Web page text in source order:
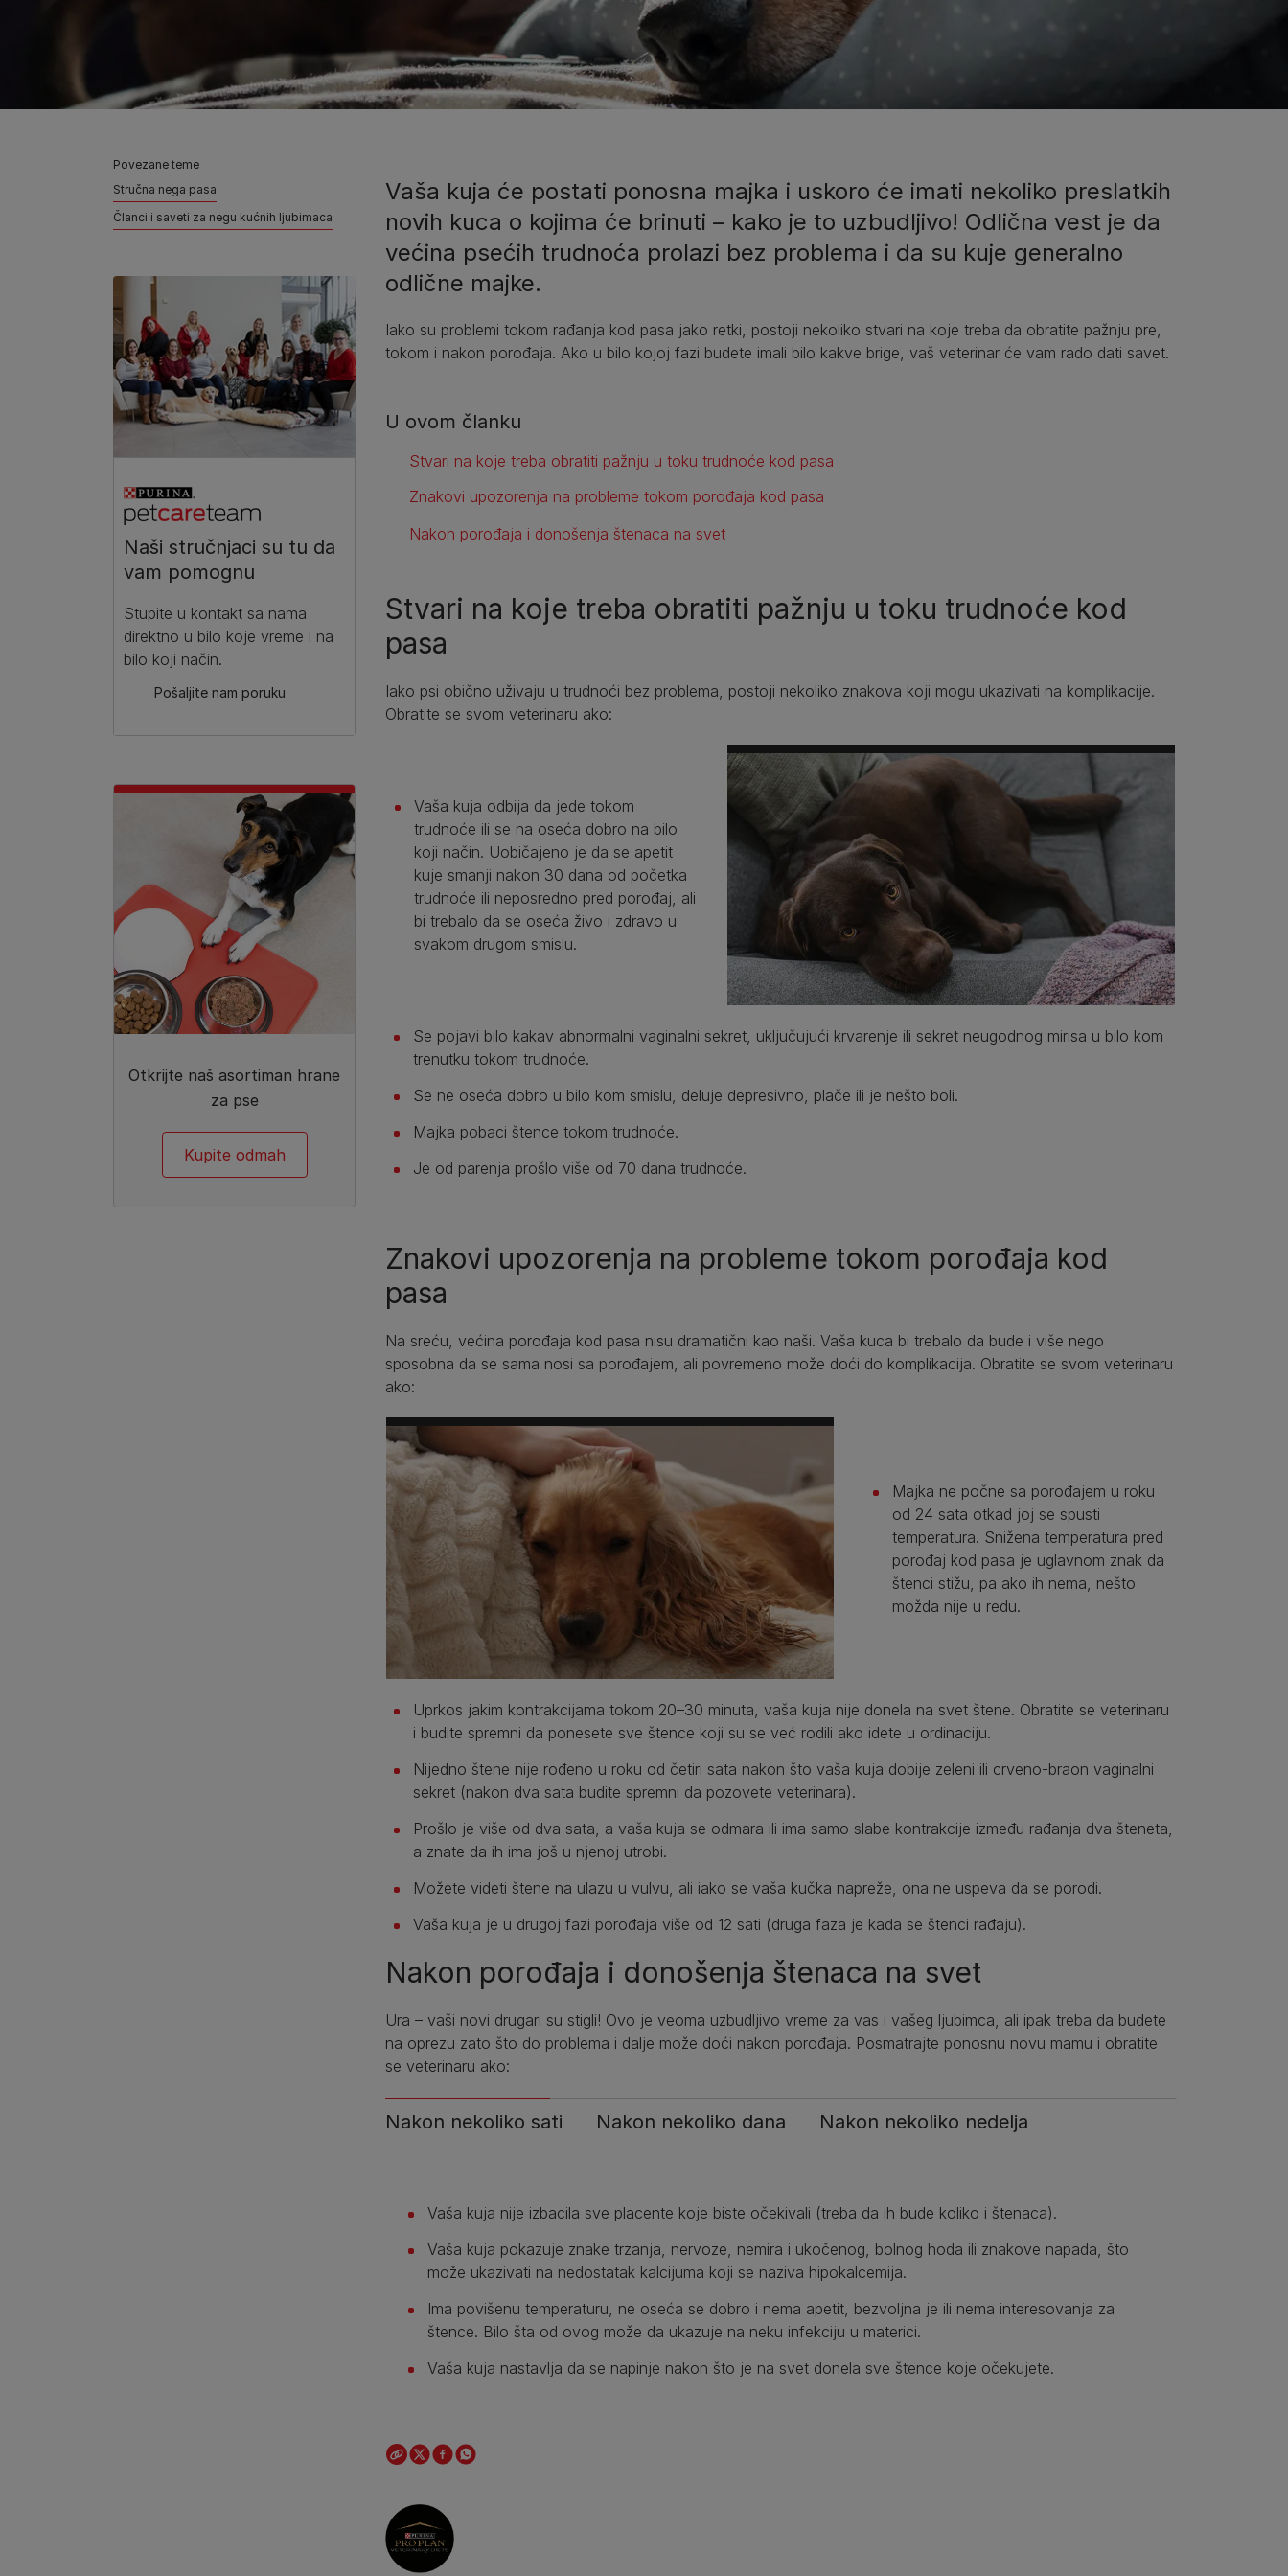
Povezane teme
Stručna nega pasa
Članci i saveti za negu kućnih ljubimaca
Naši stručnjaci su tu da
vam pomognu
Stupite u kontakt sa nama
direktno u bilo koje vreme i na
bilo koji način.
Pošaljite nam poruku
Otkrijte naš asortiman hrane
za pse
Kupite odmah
Vaša kuja će postati ponosna majka i uskoro će imati nekoliko preslatkih
novih kuca o kojima će brinuti – kako je to uzbudljivo! Odlična vest je da
većina psećih trudnoća prolazi bez problema i da su kuje generalno
odlične majke.
Iako su problemi tokom rađanja kod pasa jako retki, postoji nekoliko stvari na koje treba da obratite pažnju pre,
tokom i nakon porođaja. Ako u bilo kojoj fazi budete imali bilo kakve brige, vaš veterinar će vam rado dati savet.
U ovom članku
Stvari na koje treba obratiti pažnju u toku trudnoće kod pasa
Znakovi upozorenja na probleme tokom porođaja kod pasa
Nakon porođaja i donošenja štenaca na svet
Stvari na koje treba obratiti pažnju u toku trudnoće kod
pasa
Iako psi obično uživaju u trudnoći bez problema, postoji nekoliko znakova koji mogu ukazivati na komplikacije.
Obratite se svom veterinaru ako:
Vaša kuja odbija da jede tokom
trudnoće ili se na oseća dobro na bilo
koji način. Uobičajeno je da se apetit
kuje smanji nakon 30 dana od početka
trudnoće ili neposredno pred porođaj, ali
bi trebalo da se oseća živo i zdravo u
svakom drugom smislu.
Se pojavi bilo kakav abnormalni vaginalni sekret, uključujući krvarenje ili sekret neugodnog mirisa u bilo kom
trenutku tokom trudnoće.
Se ne oseća dobro u bilo kom smislu, deluje depresivno, plače ili je nešto boli.
Majka pobaci štence tokom trudnoće.
Je od parenja prošlo više od 70 dana trudnoće.
Znakovi upozorenja na probleme tokom porođaja kod
pasa
Na sreću, većina porođaja kod pasa nisu dramatični kao naši. Vaša kuca bi trebalo da bude i više nego
sposobna da se sama nosi sa porođajem, ali povremeno može doći do komplikacija. Obratite se svom veterinaru
ako:
Majka ne počne sa porođajem u roku
od 24 sata otkad joj se spusti
temperatura. Snižena temperatura pred
porođaj kod pasa je uglavnom znak da
štenci stižu, pa ako ih nema, nešto
možda nije u redu.
Uprkos jakim kontrakcijama tokom 20–30 minuta, vaša kuja nije donela na svet štene. Obratite se veterinaru
i budite spremni da ponesete sve štence koji su se već rodili ako idete u ordinaciju.
Nijedno štene nije rođeno u roku od četiri sata nakon što vaša kuja dobije zeleni ili crveno-braon vaginalni
sekret (nakon dva sata budite spremni da pozovete veterinara).
Prošlo je više od dva sata, a vaša kuja se odmara ili ima samo slabe kontrakcije između rađanja dva šteneta,
a znate da ih ima još u njenoj utrobi.
Možete videti štene na ulazu u vulvu, ali iako se vaša kučka napreže, ona ne uspeva da se porodi.
Vaša kuja je u drugoj fazi porođaja više od 12 sati (druga faza je kada se štenci rađaju).
Nakon porođaja i donošenja štenaca na svet
Ura – vaši novi drugari su stigli! Ovo je veoma uzbudljivo vreme za vas i vašeg ljubimca, ali ipak treba da budete
na oprezu zato što do problema i dalje može doći nakon porođaja. Posmatrajte ponosnu novu mamu i obratite
se veterinaru ako:
Nakon nekoliko sati Nakon nekoliko dana Nakon nekoliko nedelja
Vaša kuja nije izbacila sve placente koje biste očekivali (treba da ih bude koliko i štenaca).
Vaša kuja pokazuje znake trzanja, nervoze, nemira i ukočenog, bolnog hoda ili znakove napada, što
može ukazivati na nedostatak kalcijuma koji se naziva hipokalcemija.
Ima povišenu temperaturu, ne oseća se dobro i nema apetit, bezvoljna je ili nema interesovanja za
štence. Bilo šta od ovog može da ukazuje na neku infekciju u materici.
Vaša kuja nastavlja da se napinje nakon što je na svet donela sve štence koje očekujete.